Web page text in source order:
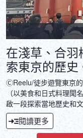
在淺草、合
索東京的歷史
ⒸReelu/徒步遊覽東京
（以美食和日式料理聞
啟一段探索當地歷史和
閱讀更多